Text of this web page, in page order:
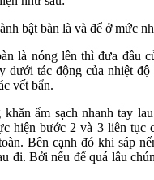
bật bàn là và để ở mức
là nóng lên thì đưa đầu
dưới tác động của nhiệt độ
vết bẩn.
ẩm sạch nhanh tay
hiện bước 2 và 3 liên tục
Bên cạnh đó khi sáp
đi. Bởi nếu để quá lâu